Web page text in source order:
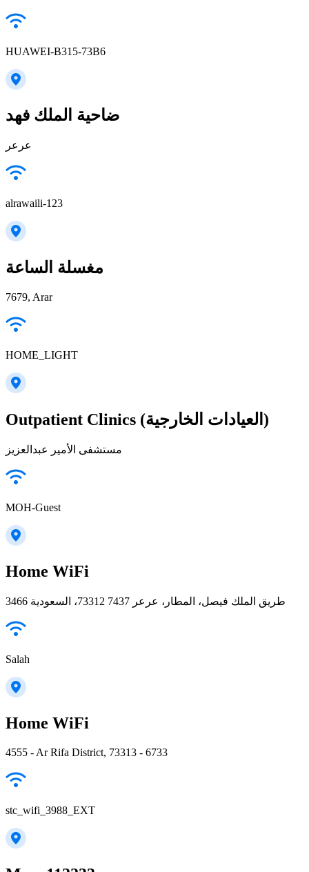
HUAWEI-B315-73B6
ضاحية الملك فهد
عرعر
alrawaili-123
مغسلة الساعة
7679, Arar
HOME_LIGHT
Outpatient Clinics (العيادات الخارجية)
مستشفى الأمير عبدالعزيز
MOH-Guest
Home WiFi
3466 طريق الملك فيصل، المطار، عرعر 73312 7437، السعودية
Salah
Home WiFi
4555 - Ar Rifa District, 73313 - 6733
stc_wifi_3988_EXT